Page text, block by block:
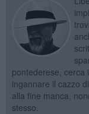
pontederese, cerca
ingannare il cazzo
alla fine manca,
stesso.